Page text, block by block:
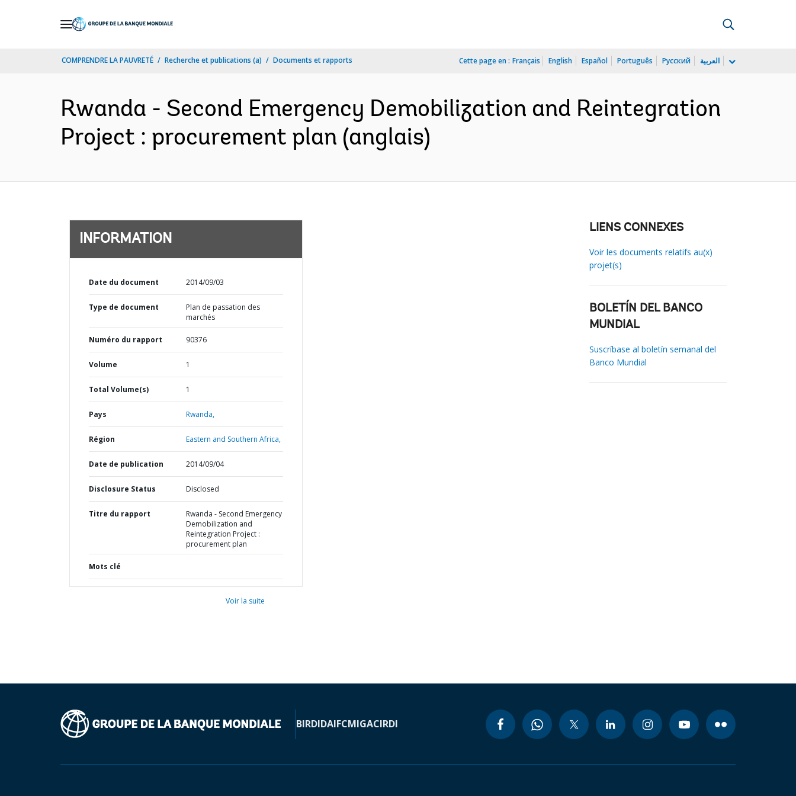
COMPRENDRE LA PAUVRETÉ Recherche et publications (a) Documents et rapports Cette page en : Français English Español Português Русский العربية
Rwanda - Second Emergency Demobilization and Reintegration
Project : procurement plan (anglais)
INFORMATION
Date du document 2014/09/03
Type de document
Plan de passation des
marchés
Numéro du rapport 90376
Volume 1
Total Volume(s) 1
Pays Rwanda,
Région Eastern and Southern Africa,
Date de publication 2014/09/04
Disclosure Status Disclosed
Titre du rapport
Rwanda - Second Emergency
Demobilization and
Reintegration Project :
procurement plan
Mots clé
Voir la suite
LIENS CONNEXES
Voir les documents relatifs au(x)
projet(s)
BOLETÍN DEL BANCO
MUNDIAL
Suscríbase al boletín semanal del
Banco Mundial
BIRDIDAIFCMIGACIRDI